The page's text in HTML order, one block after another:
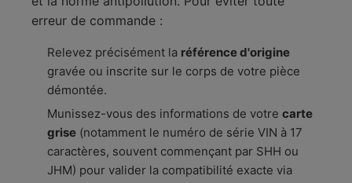
erreur de commande :
Relevez précisément la référence d'origine
gravée ou inscrite sur le corps de votre pièce
démontée.
Munissez-vous des informations de votre carte
grise (notamment le numéro de série VIN à 17
caractères, souvent commençant par SHH ou
JHM) pour valider la compatibilité exacte via